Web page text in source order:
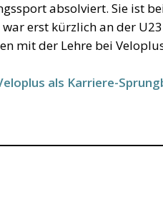
absolviert. Sie ist
erst kürzlich an der
mit der Lehre bei
als Karriere-